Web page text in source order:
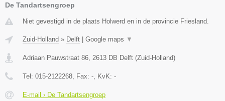
De Tandartsengroep
Niet gevestigd in de plaats Holwerd en in de provincie Friesland.
Zuid-Holland » Delft | Google maps ▼
Adriaan Pauwstraat 86 2613 DB Delft (Zuid-Holland)
Tel: 015-2122268 , Fax: - , KvK: -
E-mail › De Tandartsengroep